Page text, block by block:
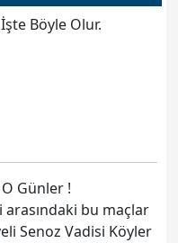
Böyle Olur.
Günler !
bu maçlar
Senoz Vadisi Köyler